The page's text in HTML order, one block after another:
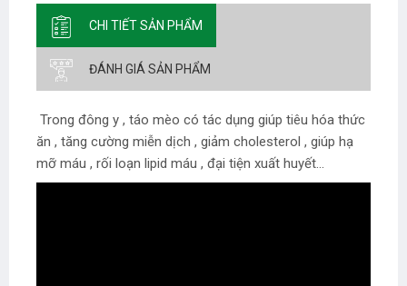
CHI TIẾT SẢN PHẨM
ĐÁNH GIÁ SẢN PHẨM
Trong đông y , táo mèo có tác dụng giúp tiêu hóa thức
ăn , tăng cường miễn dịch , giảm cholesterol , giúp hạ
mỡ máu , rối loạn lipid máu , đại tiện xuất huyết...